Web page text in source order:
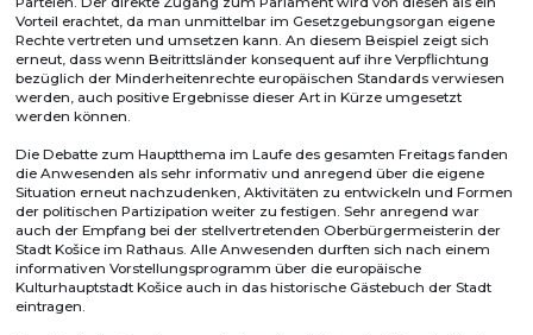
Vorteil erachtet, da man unmittelbar im Gesetzgebungsorgan eigene
Rechte vertreten und umsetzen kann. An diesem Beispiel zeigt sich
erneut, dass wenn Beitrittsländer konsequent auf ihre Verpflichtung
bezüglich der Minderheitenrechte europäischen Standards verwiesen
werden, auch positive Ergebnisse dieser Art in Kürze umgesetzt
werden können.
Die Debatte zum Hauptthema im Laufe des gesamten Freitags fanden
die Anwesenden als sehr informativ und anregend über die eigene
Situation erneut nachzudenken, Aktivitäten zu entwickeln und Formen
der politischen Partizipation weiter zu festigen. Sehr anregend war
auch der Empfang bei der stellvertretenden Oberbürgermeisterin der
Stadt Košice im Rathaus. Alle Anwesenden durften sich nach einem
informativen Vorstellungsprogramm über die europäische
Kulturhauptstadt Košice auch in das historische Gästebuch der Stadt
eintragen.